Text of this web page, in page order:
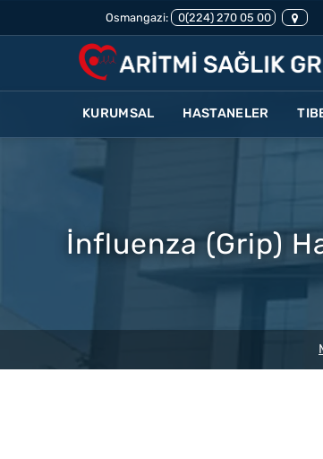
Osmangazi: 0(224) 270 05 00
KURUMSAL HASTANELER
İnfluenza (Grip)